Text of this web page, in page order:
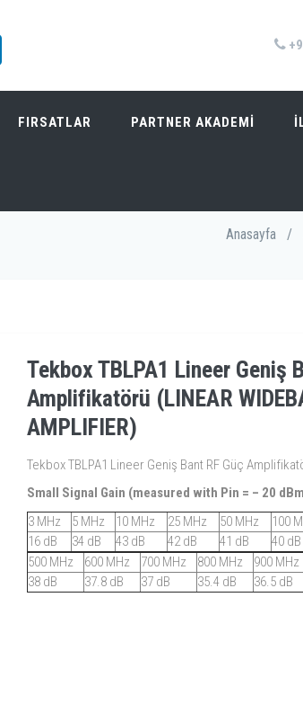
FIRSATLAR PARTNER AKADEMİ
Anasayfa /
Tekbox TBLPA1 Lineer Geniş
Amplifikatörü (LINEAR
AMPLIFIER)
Tekbox TBLPA1 Lineer Geniş Bant RF Güç
Small Signal Gain (measured with Pin = – 20
3 MHz
5 MHz 10 MHz 25 MHz 50 MHz 100
16 dB
34 dB 43 dB 42 dB 41 dB 40 dB
500 MHz
600 MHz 700 MHz 800 MHz 900 MHz
38 dB
37.8 dB 37 dB 35.4 dB 36.5 dB